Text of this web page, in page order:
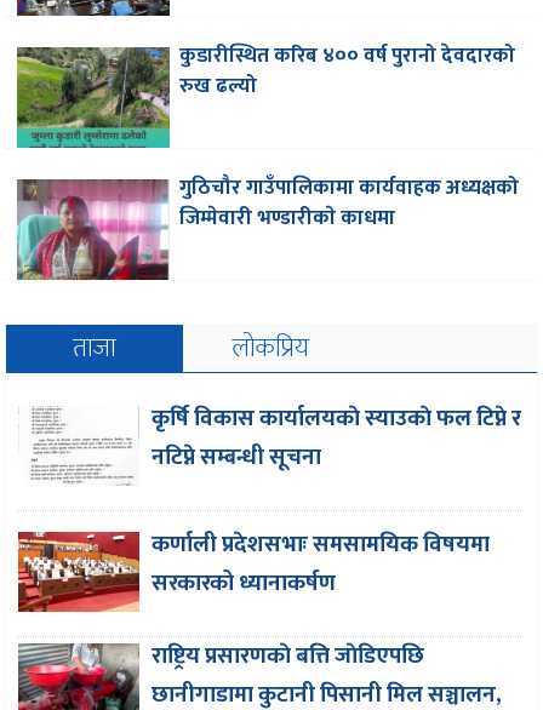
कुडारीस्थित करिब ४०० वर्ष पुरानो देवदारको
रुख ढल्यो
गुठिचौर गाउँपालिकामा कार्यवाहक अध्यक्षको
जिम्मेवारी भण्डारीकाे काधमा
ताजा लोकप्रिय
कृर्षि विकास कार्यालयकाे स्याउकाे फल टिप्ने र
नटिप्ने सम्बन्धी सूचना
कर्णाली प्रदेशसभाः समसामयिक विषयमा
सरकारको ध्यानाकर्षण
राष्ट्रिय प्रसारणकाे बत्ति जाेडिएपछि
छानीगाडामा कुटानी पिसानी मिल सञ्चालन,